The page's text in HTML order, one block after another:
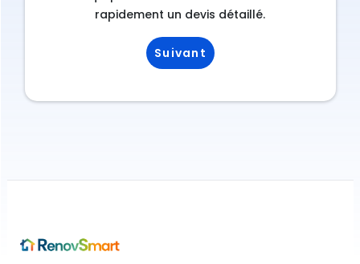
rapidement un devis détaillé.
Suivant